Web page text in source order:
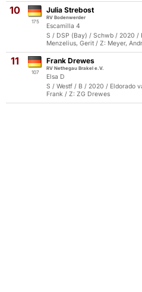
10
175
Julia Strebost
RV Bodenwerder
Escamilla 4
S / DSP (Bay) / Schwb / 2020 /
Menzelius, Gerit / Z: Meyer,
11
107
Frank Drewes
RV Nethegau Brakel e.V.
Elsa D
S / Westf / B / 2020 / Eldorado
Frank / Z: ZG Drewes